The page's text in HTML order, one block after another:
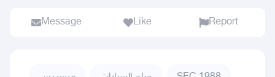
Message Like Report